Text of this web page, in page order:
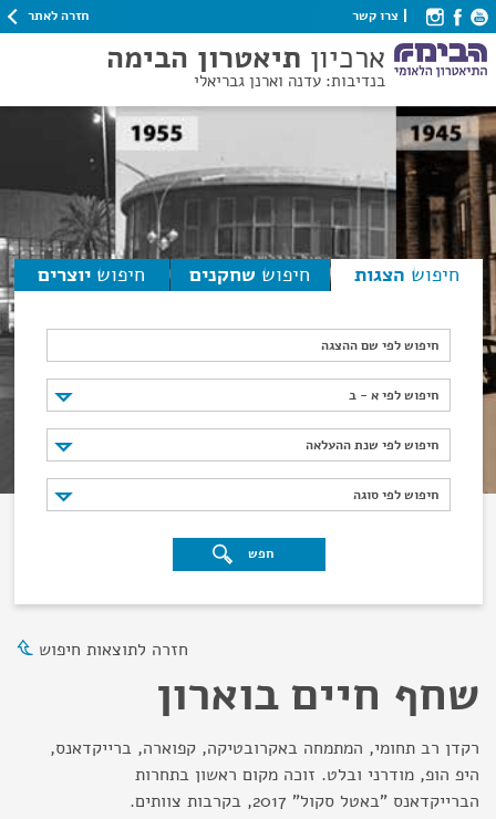
צרו קשר חזרה לאתר
ארכיון תיאטרון הבימה
בנדיבות: עדנה וארנן גבריאלי
חיפוש הצגות חיפוש שחקנים חיפוש יוצרים
חיפוש לפי שם ההצגה
חיפוש לפי א - ב
חיפוש לפי א - ב
חיפוש לפי שנת ההעלאה
חיפוש לפי שנת ההעלאה
חיפוש לפי סוגה
חיפוש לפי סוגה
חפש
חזרה לתוצאות חיפוש
שחף חיים בוארון
רקדן רב תחומי, המתמחה באקרובטיקה, קפוארה, ברייקדאנס,
היפ הופ, מודרני ובלט. זוכה מקום ראשון בתחרות
הברייקדאנס "באטל סקול" 2017, בקרבות צוותים.